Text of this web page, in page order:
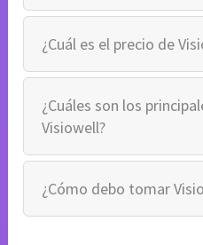
¿Cuál es el precio de
¿Cuáles son los
Visiowell?
¿Cómo debo tomar